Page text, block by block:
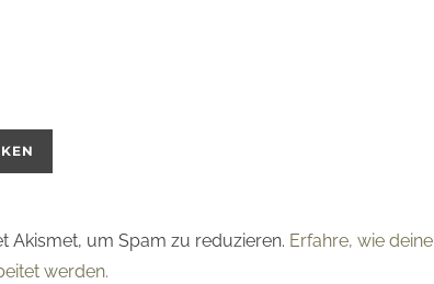
Akismet, um Spam zu reduzieren. Erfahre, wie deine
werden.